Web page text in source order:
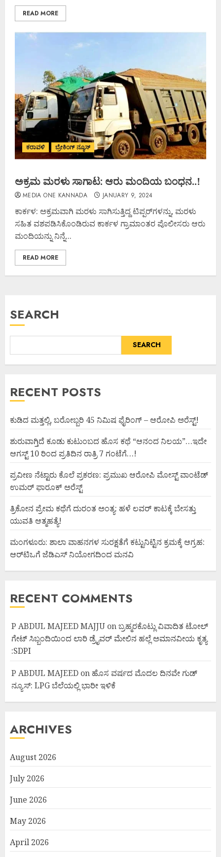
READ MORE
ಕರಾವಳಿ ಬ್ರೇಕಿಂಗ್ ನ್ಯೂಸ್
ಅಕ್ರಮ ಮರಳು ಸಾಗಾಟ: ಆರು ಮಂದಿಯ ಬಂಧನ..!
MEDIA ONE KANNADA JANUARY 9, 2024
ಕಾರ್ಕಳ: ಅಕ್ರಮವಾಗಿ ಮರಳು ಸಾಗಿಸುತ್ತಿದ್ದ ಟಿಪ್ಪರ್‌ಗಳನ್ನು, ಮರಳು
ಸಹಿತ ವಶಪಡಿಸಿಕೊಂಡಿರುವ ಕಾರ್ಕಳ ಗ್ರಾಮಾಂತರ ಪೊಲೀಸರು ಆರು
ಮಂದಿಯನ್ನು ನಿನ್ನೆ...
READ MORE
SEARCH
SEARCH
RECENT POSTS
ಕುಡಿದ ಮತ್ತಲ್ಲಿ, ಬರೋಬ್ಬರಿ 45 ನಿಮಿಷ ಫೈರಿಂಗ್ – ಆರೋಪಿ ಅರೆಸ್ಟ್!
ಶುರುವಾಗ್ತಿದೆ ಕೂಡು ಕುಟುಂಬದ ಹೊಸ ಕಥೆ “ಆನಂದ ನಿಲಯ”…ಇದೇ
ಆಗಸ್ಟ್ 10 ರಿಂದ ಪ್ರತಿದಿನ ರಾತ್ರಿ 7 ಗಂಟೆಗೆ…!
ಪ್ರವೀಣ ನೆಟ್ಟಾರು ಕೊಲೆ ಪ್ರಕರಣ: ಪ್ರಮುಖ ಆರೋಪಿ ಮೋಸ್ಟ್ ವಾಂಟೆಡ್
ಉಮರ್ ಫಾರೂಕ್ ಅರೆಸ್ಟ್
ತ್ರಿಕೋನ ಪ್ರೇಮ ಕಥೆಗೆ ದುರಂತ ಅಂತ್ಯ: ಹಳೆ ಲವರ್ ಕಾಟಕ್ಕೆ ಬೇಸತ್ತು
ಯುವತಿ ಆತ್ಮಹತ್ಯೆ!
ಮಂಗಳೂರು: ಶಾಲಾ ವಾಹನಗಳ ಸುರಕ್ಷತೆಗೆ ಕಟ್ಟುನಿಟ್ಟಿನ ಕ್ರಮಕ್ಕೆ ಆಗ್ರಹ:
ಆರ್‌ಟಿಒಗೆ ಜೆಡಿಎಸ್ ನಿಯೋಗದಿಂದ ಮನವಿ
RECENT COMMENTS
P ABDUL MAJEED MAJJU onಬ್ರಹ್ಮರಕೊಟ್ಲು ವಿವಾದಿತ ಟೋಲ್
ಗೇಟ್ ಸಿಬ್ಬಂದಿಯಿಂದ ಲಾರಿ ಡ್ರೈವರ್ ಮೇಲಿನ ಹಲ್ಲೆ ಅಮಾನವೀಯ ಕೃತ್ಯ
:SDPI
P ABDUL MAJEED on ಹೊಸ ವರ್ಷದ ಮೊದಲ ದಿನವೇ ಗುಡ್
ನ್ಯೂಸ್: LPG ಬೆಲೆಯಲ್ಲಿ ಭಾರೀ ಇಳಿಕೆ
ARCHIVES
August 2026
July 2026
June 2026
May 2026
April 2026